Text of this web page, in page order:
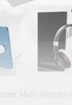
Multi-